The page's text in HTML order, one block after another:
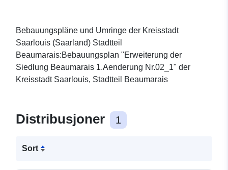
Bebauungspläne und Umringe der Kreisstadt
Saarlouis (Saarland) Stadtteil
Beaumarais:Bebauungsplan "Erweiterung der
Siedlung Beaumarais 1.Aenderung Nr.02_1" der
Kreisstadt Saarlouis, Stadtteil Beaumarais
Distribusjoner 1
Sort